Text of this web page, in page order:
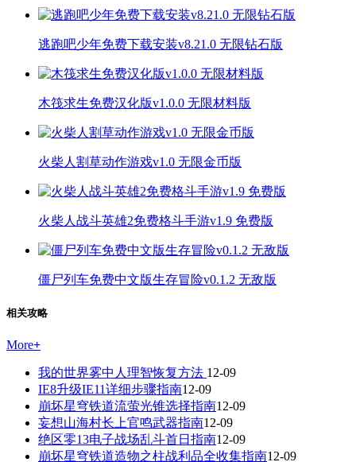
逃跑吧少年免费下载安装v8.21.0 无限钻石版
木筏求生免费汉化版v1.0.0 无限材料版
火柴人割草动作游戏v1.0 无限金币版
火柴人战斗英雄2免费格斗手游v1.9 免费版
僵尸列车免费中文版生存冒险v0.1.2 无敌版
相关攻略
More+
我的世界雾中人理智恢复方法 12-09
IE8升级IE11详细步骤指南12-09
崩坏星穹铁道流萤光锥选择指南12-09
妄想山海村长上官鸣武器指南12-09
绝区零13电子战场乱斗首日指南12-09
崩坏星穹铁道造物之柱战利品全收集指南12-09